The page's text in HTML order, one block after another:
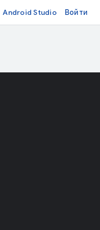
Android Studio Войти